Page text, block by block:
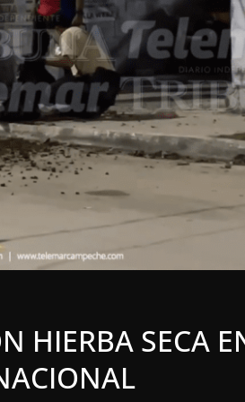
HIERBA SECA
OPINIÓN
7 agosto, 2026